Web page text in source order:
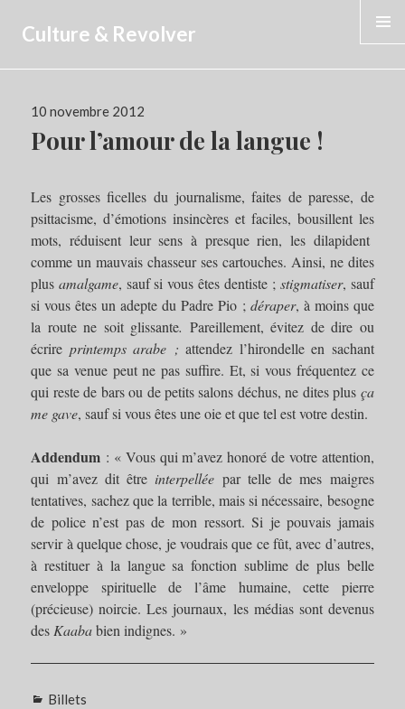
Culture & Revolver
Publié
le
10 novembre 2012
Pour l’amour de la langue !
Les grosses ficelles du journalisme, faites de paresse, de
psittacisme, d’émotions insincères et faciles, bousillent les
mots, réduisent leur sens à presque rien, les dilapident
comme un mauvais chasseur ses cartouches. Ainsi, ne dites
plusamalgame, sauf si vous êtes dentiste ; stigmatiser, sauf
si vous êtes un adepte du Padre Pio ; déraper, à moins que
la route ne soit glissante. Pareillement, évitez de dire ou
écrire printemps arabe ;attendez l’hirondelle en sachant
que sa venue peut ne pas suffire. Et, si vous fréquentez ce
qui reste de bars ou de petits salons déchus, ne dites plus ça
me gave, sauf si vous êtes une oie et que tel est votre destin.
Addendum : « Vous qui m’avez honoré de votre attention,
qui m’avez dit être interpellée par telle de mes maigres
tentatives, sachez que la terrible, mais si nécessaire, besogne
de police n’est pas de mon ressort. Si je pouvais jamais
servir à quelque chose, je voudrais que ce fût, avec d’autres,
à restituer à la langue sa fonction sublime de plus belle
enveloppe spirituelle de l’âme humaine, cette pierre
(précieuse) noircie. Les journaux, les médias sont devenus
des Kaababien indignes. »
Catégories
Billets